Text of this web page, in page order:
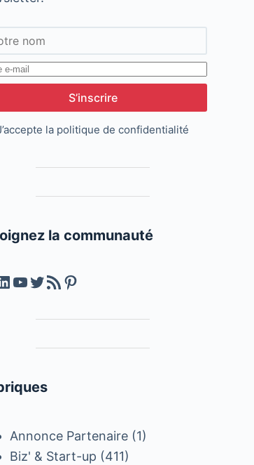
S’inscrire
la politique de confidentialité
la communauté
YouTube
Twitter
Feed RSSPinterest
Annonce Partenaire (1)
Biz' & Start-up (411)